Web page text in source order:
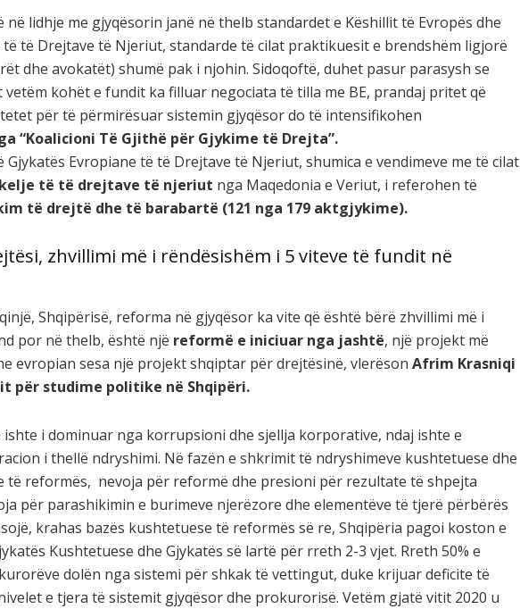
në lidhje me gjyqësorin janë në thelb standardet e Këshillit të Evropës dhe
të të Drejtave të Njeriut, standarde të cilat praktikuesit e brendshëm ligjorë
dhe avokatët) shumë pak i njohin. Sidoqoftë, duhet pasur parasysh se
vetëm kohët e fundit ka filluar negociata të tilla me BE, prandaj pritet që
për të përmirësuar sistemin gjyqësor do të intensifikohen
“Koalicioni Të Gjithë për Gjykime të Drejta”.
Gjykatës Evropiane të të Drejtave të Njeriut, shumica e vendimeve me të cilat
të të drejtave të njeriut nga Maqedonia e Veriut, i referohen të
të drejtë dhe të barabartë (121 nga 179 aktgjykime).
zhvillimi më i rëndësishëm i 5 viteve të fundit në
Shqipërisë, reforma në gjyqësor ka vite që është bërë zhvillimi më i
por në thelb, është një reformë e iniciuar nga jashtë, një projekt më
evropian sesa një projekt shqiptar për drejtësinë, vlerëson Afrim Krasniqi
për studime politike në Shqipëri.
ishte i dominuar nga korrupsioni dhe sjellja korporative, ndaj ishte e
i thellë ndryshimi. Në fazën e shkrimit të ndryshimeve kushtetuese dhe
të reformës, nevoja për reformë dhe presioni për rezultate të shpejta
për parashikimin e burimeve njerëzore dhe elementëve të tjerë përbërës
krahas bazës kushtetuese të reformës së re, Shqipëria pagoi koston e
Kushtetuese dhe Gjykatës së lartë për rreth 2-3 vjet. Rreth 50% e
dolën nga sistemi për shkak të vettingut, duke krijuar deficite të
e tjera të sistemit gjyqësor dhe prokurorisë. Vetëm gjatë vitit 2020 u